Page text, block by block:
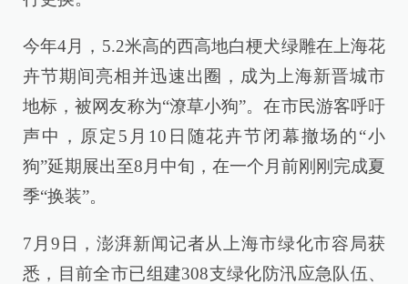
今年4月，5.2米高的西高地白梗犬绿雕在上海花
卉节期间亮相并迅速出圈，成为上海新晋城市
地标，被网友称为“潦草小狗”。在市民游客呼吁
声中，原定5月10日随花卉节闭幕撤场的“小
狗”延期展出至8月中旬，在一个月前刚刚完成夏
季“换装”。
7月9日，澎湃新闻记者从上海市绿化市容局获
悉，目前全市已组建308支绿化防汛应急队伍、